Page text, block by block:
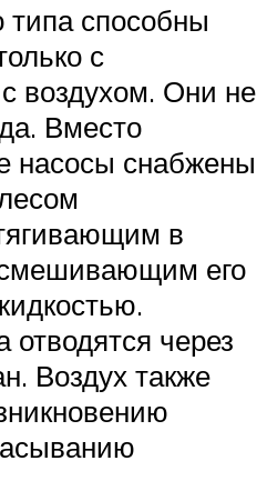
типа способны
с
воздухом. Они не
Вместо
насосы снабжены
в
смешивающим его
через
Воздух также